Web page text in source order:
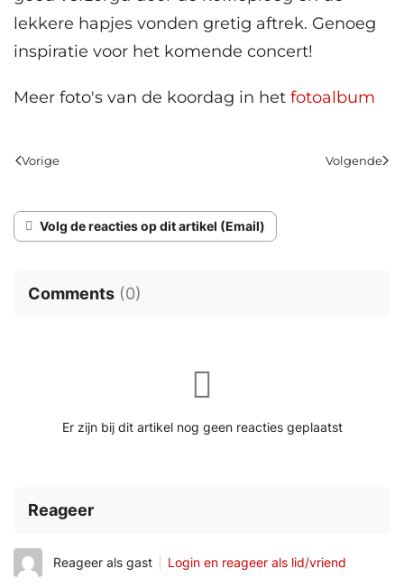
lekkere hapjes vonden gretig aftrek. Genoeg
inspiratie voor het komende concert!
Meer foto's van de koordag in het fotoalbum
Vorige Volgende
Volg de reacties op dit artikel (Email)
Comments (0)
Er zijn bij dit artikel nog geen reacties geplaatst
Reageer
Reageer als gast Login en reageer als lid/vriend